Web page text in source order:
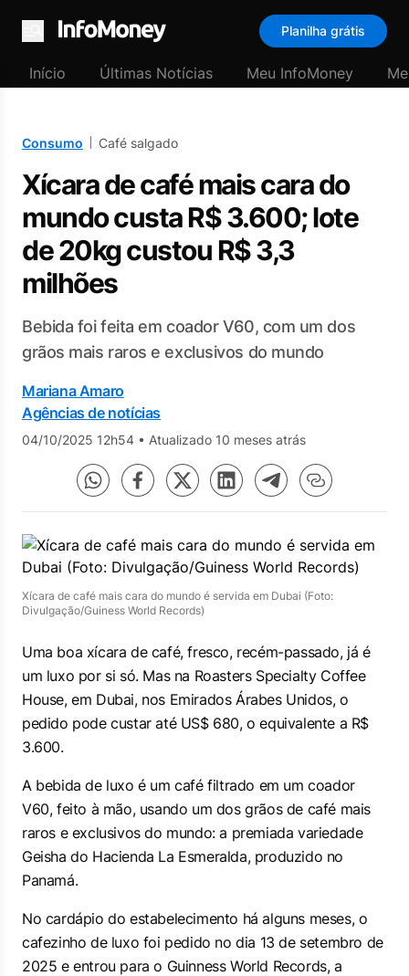
Menu
Planilha grátis
Início Últimas Notícias Meu InfoMoney
Consumo Café salgado
Xícara de café mais cara do
mundo custa R$ 3.600; lote
de 20kg custou R$ 3,3
milhões
Bebida foi feita em coador V60, com um dos
grãos mais raros e exclusivos do mundo
Mariana Amaro
Agências de notícias
04/10/2025 12h54 • Atualizado 10 meses atrás
Xícara de café mais cara do mundo é servida em Dubai (Foto:
Divulgação/Guiness World Records)
Uma boa xícara de café, fresco, recém-passado, já é
um luxo por si só. Mas na Roasters Specialty Coffee
House, em Dubai, nos Emirados Árabes Unidos, o
pedido pode custar até US$ 680, o equivalente a R$
3.600.
A bebida de luxo é um café filtrado em um coador
V60, feito à mão, usando um dos grãos de café mais
raros e exclusivos do mundo: a premiada variedade
Geisha do Hacienda La Esmeralda, produzido no
Panamá.
No cardápio do estabelecimento há alguns meses, o
cafezinho de luxo foi pedido no dia 13 de setembro de
2025 e entrou para o Guinness World Records, a